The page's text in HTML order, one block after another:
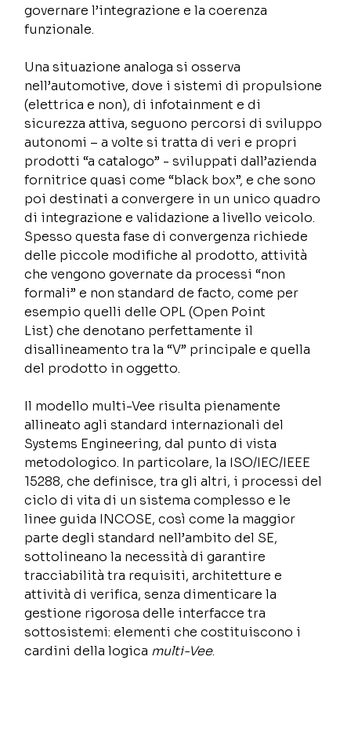
governare l’integrazione e la coerenza
funzionale.
Una situazione analoga si osserva
nell’automotive, dove i sistemi di propulsione
(elettrica e non), di infotainment e di
sicurezza attiva, seguono percorsi di sviluppo
autonomi – a volte si tratta di veri e propri
prodotti “a catalogo” - sviluppati dall’azienda
fornitrice quasi come “black box”, e che sono
poi destinati a convergere in un unico quadro
di integrazione e validazione a livello veicolo.
Spesso questa fase di convergenza richiede
delle piccole modifiche al prodotto, attività
che vengono governate da processi “non
formali” e non standard de facto, come per
esempio quelli delle OPL (Open Point
List) che denotano perfettamente il
disallineamento tra la “V” principale e quella
del prodotto in oggetto.
Il modello multi-Vee risulta pienamente
allineato agli standard internazionali del
Systems Engineering, dal punto di vista
metodologico. In particolare, la ISO/IEC/IEEE
15288, che definisce, tra gli altri, i processi del
ciclo di vita di un sistema complesso e le
linee guida INCOSE, così come la maggior
parte degli standard nell’ambito del SE,
sottolineano la necessità di garantire
tracciabilità tra requisiti, architetture e
attività di verifica, senza dimenticare la
gestione rigorosa delle interfacce tra
sottosistemi: elementi che costituiscono i
cardini della logica multi-Vee.